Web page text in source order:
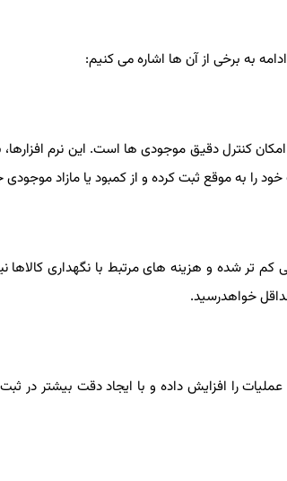
ادامه به برخی از آن‌ ها اشاره می ‌کنیم:
امکان کنترل دقیق موجودی ‌ها است. این نرم‌
را به ‌موقع ثبت کرده و از کمبود یا مازاد موجودی
کم تر شده و هزینه‌ های مرتبط با نگهداری
خواهدرسید.
را افزایش داده و با ایجاد دقت بیشتر در